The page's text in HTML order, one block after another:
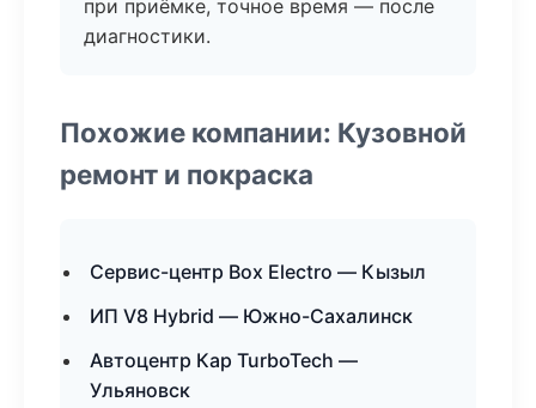
при приёмке, точное время — после
диагностики.
Похожие компании: Кузовной
ремонт и покраска
Сервис-центр Box Electro — Кызыл
ИП V8 Hybrid — Южно-Сахалинск
Автоцентр Кар TurboTech —
Ульяновск